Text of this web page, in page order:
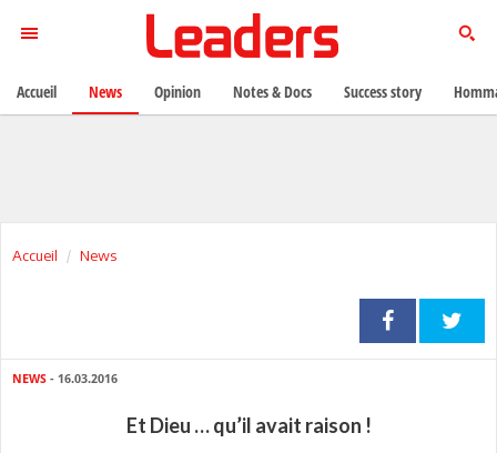
Accueil News
NEWS - 16.03.2016
Et Dieu … qu’il avait raison !
Accueil News Opinion Notes & Docs Success story